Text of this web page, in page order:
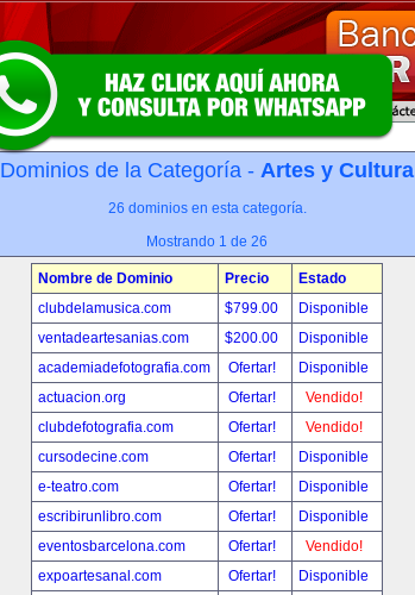
Dominios de la Categoría - Artes y Cultura
26 dominios en esta categoría.
Mostrando 1 de 26
Nombre de Dominio Precio
Estado
clubdelamusica.com
$799.00
Disponible
ventadeartesanias.com
$200.00
Disponible
academiadefotografia.com
Ofertar!
Disponible
actuacion.org
Ofertar!
Vendido!
clubdefotografia.com
Ofertar!
Vendido!
cursodecine.com
Ofertar!
Disponible
e-teatro.com
Ofertar!
Disponible
escribirunlibro.com
Ofertar!
Disponible
eventosbarcelona.com
Ofertar!
Vendido!
expoartesanal.com
Ofertar!
Disponible